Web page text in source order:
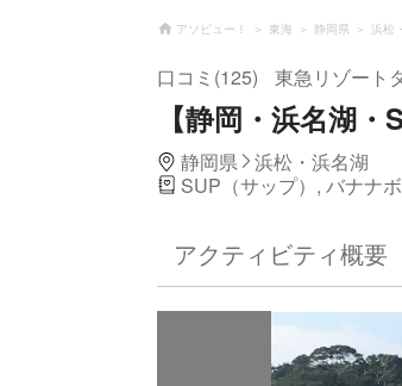
アソビュー！ 東海 静岡県 浜松
口コミ(125) 東急リゾート
【静岡・浜名湖
静岡県
浜松・浜名湖
SUP（サップ）, バナナ
アクティビティ概要